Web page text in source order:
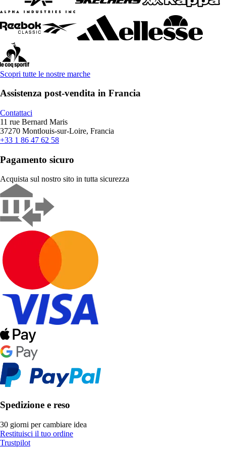
Scopri tutte le nostre marche
Assistenza post-vendita in Francia
Contattaci
11 rue Bernard Maris
37270 Montlouis-sur-Loire, Francia
+33 1 86 47 62 58
Pagamento sicuro
Acquista sul nostro sito in tutta sicurezza
Spedizione e reso
30 giorni per cambiare idea
Restituisci il tuo ordine
Trustpilot